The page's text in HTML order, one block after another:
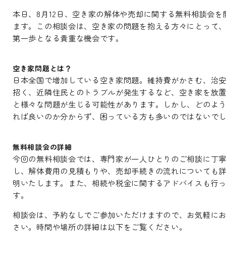
本日、8月12日、空き家の解体や売却に関する無料相談会を
ます。この相談会は、空き家の問題を抱える方々にとって
第一歩となる貴重な機会です。
空き家問題とは？
日本全国で増加している空き家問題。維持費がかさむ、治
招く、近隣住民とのトラブルが発生するなど、空き家を放
と様々な問題が生じる可能性があります。しかし、どのよ
れば良いのか分からず、困っている方も多いのではないで
無料相談会の詳細
今回の無料相談会では、専門家が一人ひとりのご相談に丁
し、解体費用の見積もりや、売却手続きの流れについても
明いたします。また、相続や税金に関するアドバイスも行
す。
相談会は、予約なしでご参加いただけますので、お気軽に
さい。時間や場所の詳細は以下をご覧ください。